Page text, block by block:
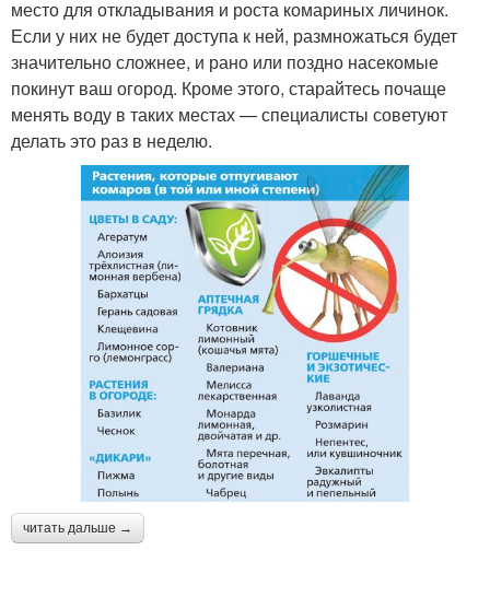
место для откладывания и роста комариных личинок.
Если у них не будет доступа к ней, размножаться будет
значительно сложнее, и рано или поздно насекомые
покинут ваш огород. Кроме этого, старайтесь почаще
менять воду в таких местах — специалисты советуют
делать это раз в неделю.
читать дальше →